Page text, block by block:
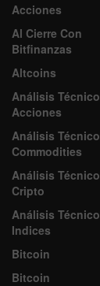
Acciones
Al Cierre Con
Bitfinanzas
Altcoins
Análisis Técnico
Acciones
Análisis Técnico
Commodities
Análisis Técnico
Cripto
Análisis Técnico
Indices
Bitcoin
Bitcoin